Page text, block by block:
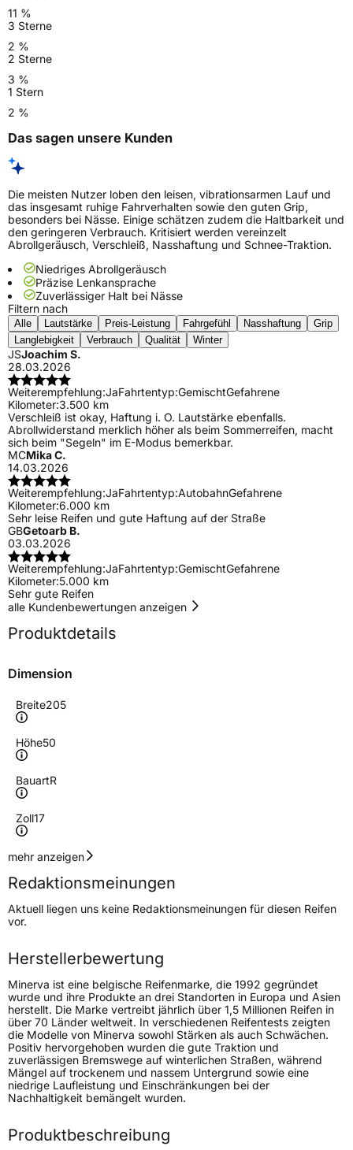
11 %
3 Sterne
2 %
2 Sterne
3 %
1 Stern
2 %
Das sagen unsere Kunden
Die meisten Nutzer loben den leisen, vibrationsarmen Lauf und
das insgesamt ruhige Fahrverhalten sowie den guten Grip,
besonders bei Nässe. Einige schätzen zudem die Haltbarkeit und
den geringeren Verbrauch. Kritisiert werden vereinzelt
Abrollgeräusch, Verschleiß, Nasshaftung und Schnee-Traktion.
Niedriges Abrollgeräusch
Präzise Lenkansprache
Zuverlässiger Halt bei Nässe
Filtern nach
Alle Lautstärke Preis-Leistung Fahrgefühl Nasshaftung
Grip
Langlebigkeit
Verbrauch Qualität Winter
JSJoachim S.
28.03.2026
Weiterempfehlung:JaFahrtentyp:GemischtGefahrene
Kilometer:3.500 km
Verschleiß ist okay, Haftung i. O. Lautstärke ebenfalls.
Abrollwiderstand merklich höher als beim Sommerreifen, macht
sich beim "Segeln" im E-Modus bemerkbar.
MCMika C.
14.03.2026
Weiterempfehlung:JaFahrtentyp:AutobahnGefahrene
Kilometer:6.000 km
Sehr leise Reifen und gute Haftung auf der Straße
GBGetoarb B.
03.03.2026
Weiterempfehlung:JaFahrtentyp:GemischtGefahrene
Kilometer:5.000 km
Sehr gute Reifen
alle Kundenbewertungen anzeigen
Produktdetails
Dimension
Breite205
Höhe50
BauartR
Zoll17
Geschwindigkeitsindex
Höchstgeschwindigkeit
240 km/h
Lastindex93
Höchstlast650 kg
Generelle Merkmale
FahrzeugtypPKW
VerwendungWinterreifen
Modellname Frostrack UHP
FahrzeugartPKW & SUV
Weitere Eigenschaften
mehr anzeigen
Redaktionsmeinungen
Aktuell liegen uns keine Redaktionsmeinungen für diesen Reifen
vor.
Herstellerbewertung
Minerva ist eine belgische Reifenmarke, die 1992 gegründet
wurde und ihre Produkte an drei Standorten in Europa und Asien
herstellt. Die Marke vertreibt jährlich über 1,5 Millionen Reifen in
über 70 Länder weltweit. In verschiedenen Reifentests zeigten
die Modelle von Minerva sowohl Stärken als auch Schwächen.
Positiv hervorgehoben wurden die gute Traktion und
zuverlässigen Bremswege auf winterlichen Straßen, während
Mängel auf trockenem und nassem Untergrund sowie eine
niedrige Laufleistung und Einschränkungen bei der
Nachhaltigkeit bemängelt wurden.
Produktbeschreibung